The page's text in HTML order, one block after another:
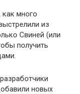
много
из
Свиней (или
получить
новых